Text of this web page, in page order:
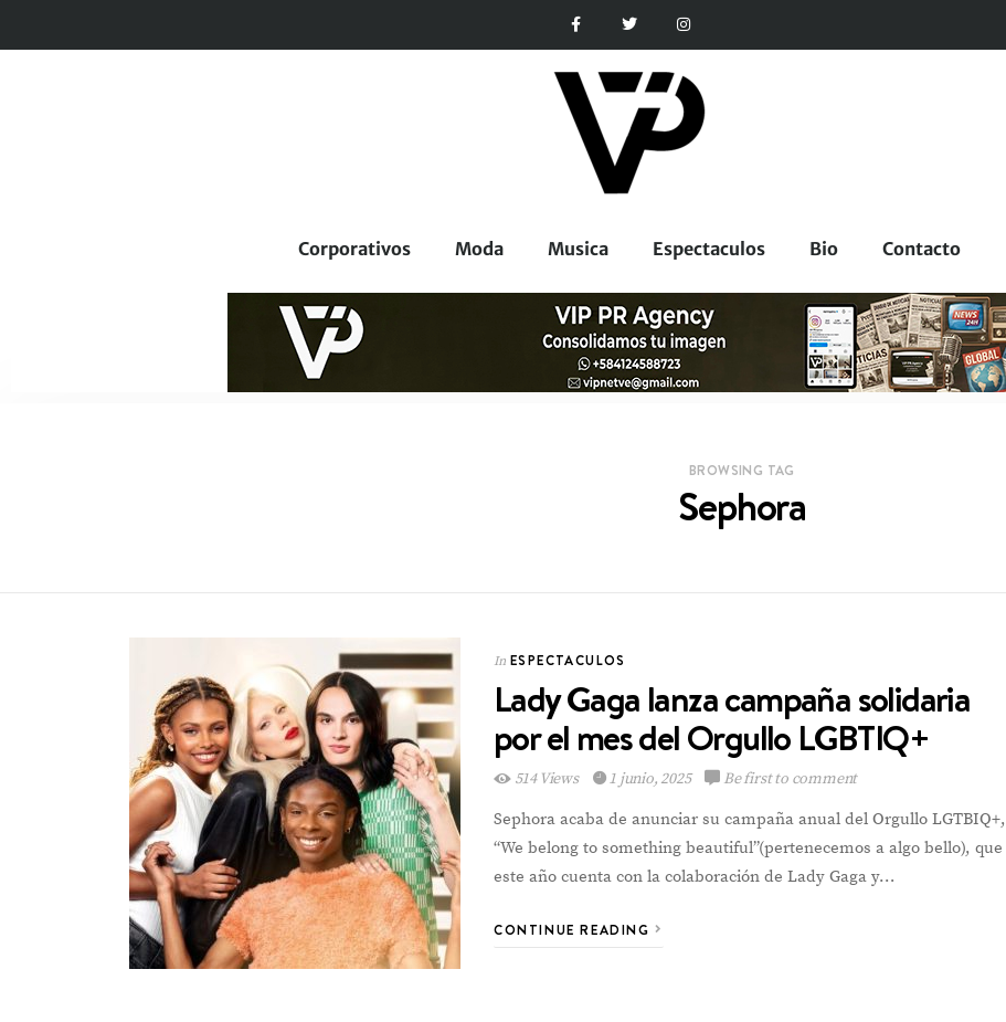
Corporativos Moda Musica Espectaculos Bio Contacto
BROWSING TAG
Sephora
In ESPECTACULOS
Lady Gaga lanza campaña solidaria
por el mes del Orgullo LGBTIQ+
514 Views 1 junio, 2025 Be first to comment
Sephora acaba de anunciar su campaña anual del Orgullo LGTBIQ+,
“We belong to something beautiful”(pertenecemos a algo bello), que
este año cuenta con la colaboración de Lady Gaga y…
CONTINUE READING
Emely Barile pisa
fuerte en el Reina
Hispanoamericana